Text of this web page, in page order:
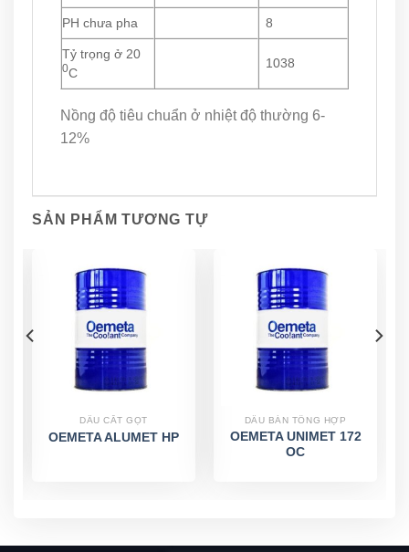
PH chưa pha 8
Tỷ trọng ở 20
0C
1038
Nồng độ tiêu chuẩn ở nhiệt độ thường 6-
12%
SẢN PHẨM TƯƠNG TỰ
DẦU CẮT GỌT
OEMETA ALUMET HP
DẦU BÁN TỔNG HỢP
OEMETA UNIMET 172
OC